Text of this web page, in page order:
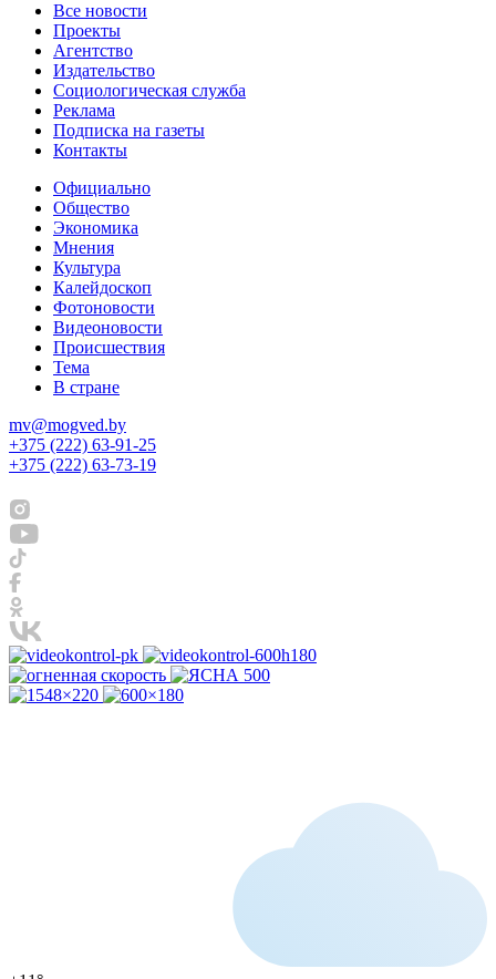
Все новости
Проекты
Агентство
Издательство
Социологическая служба
Реклама
Подписка на газеты
Контакты
Официально
Общество
Экономика
Мнения
Культура
Калейдоскоп
Фотоновости
Видеоновости
Происшествия
Тема
В стране
mv@mogved.by
+375 (222) 63-91-25
+375 (222) 63-73-19